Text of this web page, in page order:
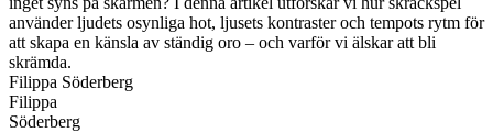
använder ljudets osynliga hot, ljusets kontraster och tempots rytm för
att skapa en känsla av ständig oro – och varför vi älskar att bli
skrämda.
Filippa Söderberg
Filippa
Söderberg